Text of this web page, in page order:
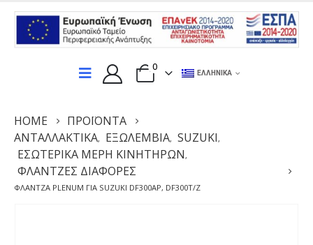
0
ΕΛΛΗΝΙΚΆ
HOME
ΠΡΟΪΌΝΤΑ
ΑΝΤΑΛΛΑΚΤΙΚΆ, ΕΞΩΛΕΜΒΙΑ, SUZUKI,
ΕΣΩΤΕΡΙΚΆ ΜΈΡΗ ΚΙΝΗΤΉΡΩΝ,
ΦΛΆΝΤΖΕΣ ΔΙΆΦΟΡΕΣ
ΦΛΆΝΤΖΑ PLENUM ΓΙΑ SUZUKI DF300AP, DF300T/Z